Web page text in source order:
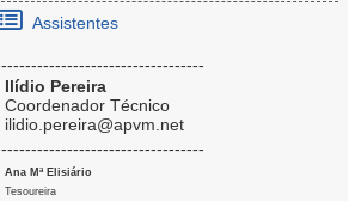
Assistentes
----------------------------------
Ilídio Pereira
Coordenador Técnico
ilidio.pereira@apvm.net
----------------------------------
Ana Mª Elisiário
Tesoureira